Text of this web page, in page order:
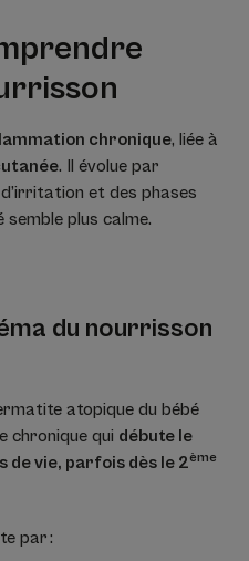
chronique, liée à
. Il évolue par
et des phases
semble plus calme.
du nourrisson
atopique du bébé
chronique qui débute le
de vie, parfois dès le 2ème
par :